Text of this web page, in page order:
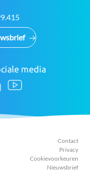
media
Volg
ons
Volg
ons
Contact
Privacy
Cookievoorkeuren
Nieuwsbrief